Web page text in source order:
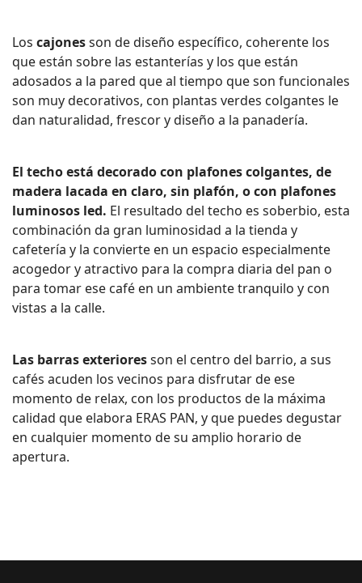
Los cajonesson de diseño específico, coherente los
que están sobre las estanterías y los que están
adosados a la pared que al tiempo que son funcionales
son muy decorativos, con plantas verdes colgantes le
dan naturalidad, frescor y diseño a la panadería.
El techo está decorado con plafones colgantes, de
madera lacada en claro, sin plafón, o con plafones
luminosos led. El resultado del techo es soberbio, esta
combinación da gran luminosidad a la tienda y
cafetería y la convierte en un espacio especialmente
acogedor y atractivo para la compra diaria del pan o
para tomar ese café en un ambiente tranquilo y con
vistas a la calle.
Las barras exterioresson el centro del barrio, a sus
cafés acuden los vecinos para disfrutar de ese
momento de relax, con los productos de la máxima
calidad que elabora ERAS PAN, y que puedes degustar
en cualquier momento de su amplio horario de
apertura.